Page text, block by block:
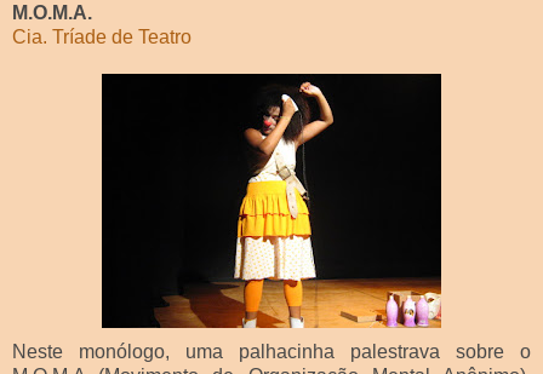
M.O.M.A.
Cia. Tríade de Teatro
Neste monólogo, uma palhacinha palestrava sobre o